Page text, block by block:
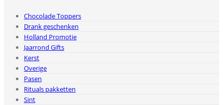
Chocolade Toppers
Drank geschenken
Holland Promotie
Jaarrond Gifts
Kerst
Overige
Pasen
Rituals pakketten
Sint